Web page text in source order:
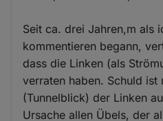
Seit ca. drei Jahren,m als
kommentieren begann,
dass die Linken (als
verraten haben. Schuld ist
(Tunnelblick) der Linken
Ursache allen Übels, der